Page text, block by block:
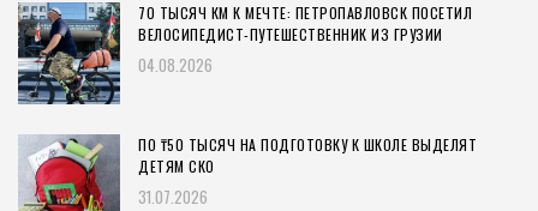
70 ТЫСЯЧ КМ К МЕЧТЕ: ПЕТРОПАВЛОВСК ПОСЕТИЛ
ВЕЛОСИПЕДИСТ-ПУТЕШЕСТВЕННИК ИЗ ГРУЗИИ
04.08.2026
ПО ₸50 ТЫСЯЧ НА ПОДГОТОВКУ К ШКОЛЕ ВЫДЕЛЯТ
ДЕТЯМ СКО
31.07.2026